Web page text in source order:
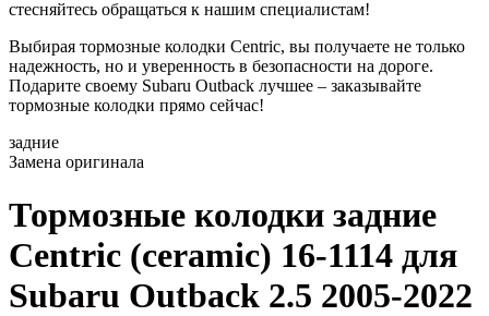
стесняйтесь обращаться к нашим специалистам!
Выбирая тормозные колодки Centric, вы получаете не только
надежность, но и уверенность в безопасности на дороге.
Подарите своему Subaru Outback лучшее – заказывайте
тормозные колодки прямо сейчас!
задние
Замена оригинала
Тормозные колодки задние
Centric (ceramic) 16-1114 для
Subaru Outback 2.5 2005-2022